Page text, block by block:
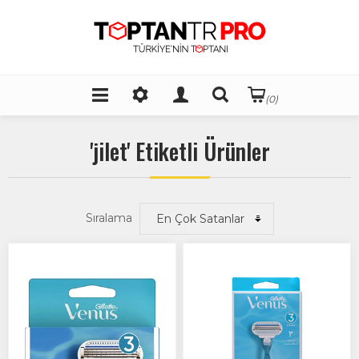
(0)
'jilet' Etiketli Ürünler
Sıralama